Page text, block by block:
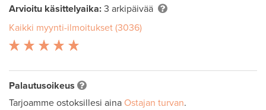
Arvioitu käsittelyaika: 3 arkipäivää
Kaikki myynti-ilmoitukset (3036)
Palautusoikeus
Tarjoamme ostoksillesi aina Ostajan turvan.